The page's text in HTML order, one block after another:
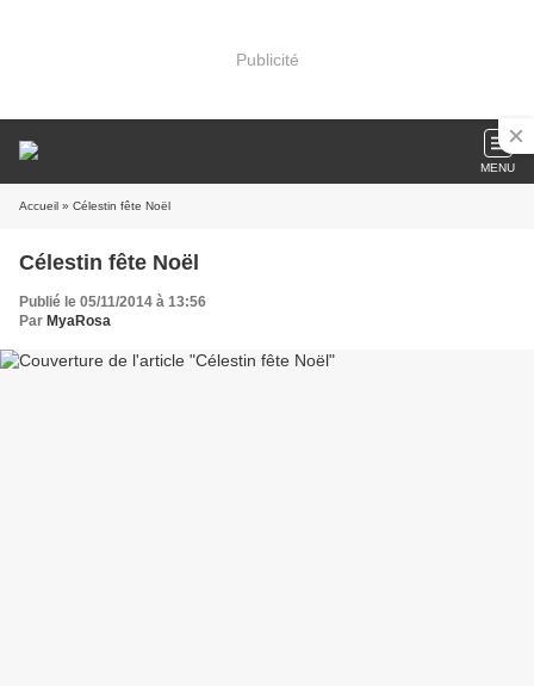
Publicité
MENU
Accueil » Célestin fête Noël
Célestin fête Noël
Publié le 05/11/2014 à 13:56
Par MyaRosa